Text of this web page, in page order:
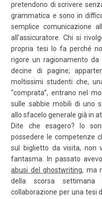
pretendono di scrivere
grammatica e sono in
semplice comunicazione
all’assicuratore. Chi si
propria tesi lo fa perché
rigore un ragionamento
decine di pagine;
moltissimi studenti che,
“comprata”, entrano nel
sulle sabbie mobili di uno
allo sfacelo generale già in
Dite che esagero? Io
possedere le competenze
sul biglietto da visita, non
fantasma. In passato
abusi del ghostwriting, ma
della scorsa
collaborazione per una tesi